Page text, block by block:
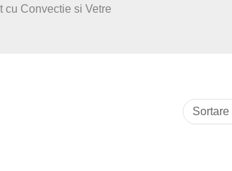
cu Convectie si Vetre